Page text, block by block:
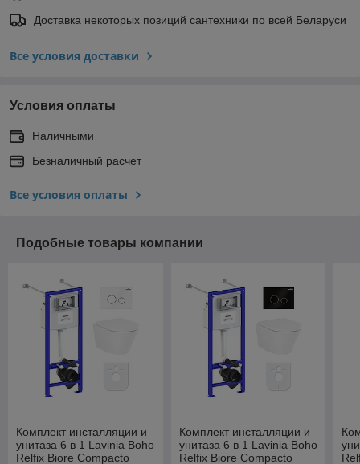
Доставка некоторых позиций сантехники по всей Беларуси
Все условия доставки
Условия оплаты
Наличными
Безналичный расчет
Все условия оплаты
Подобные товары компании
Комплект инсталляции и
унитаза 6 в 1 Lavinia Boho
Relfix Biore Compacto
Комплект инсталляции и
унитаза 6 в 1 Lavinia Boho
Relfix Biore Compacto